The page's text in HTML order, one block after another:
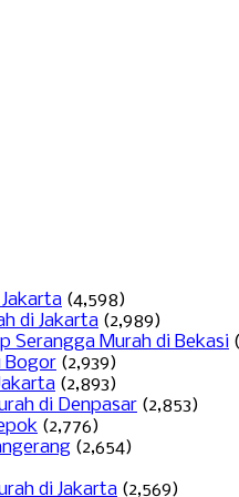
(4,598)
di Jakarta (2,989)
Serangga Murah di Bekasi
Bogor (2,939)
(2,893)
di Denpasar (2,853)
(2,776)
(2,654)
di Jakarta (2,569)